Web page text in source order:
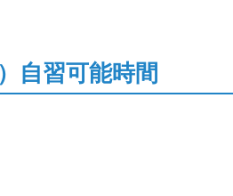
自習可能時間